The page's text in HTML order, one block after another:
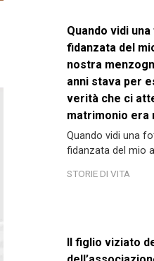
Quando vidi
fidanzata del
nostra
anni stava per
verità che ci
matrimonio era
Quando vidi una
fidanzata del mio
STORIE DI VITA
Il figlio viziato